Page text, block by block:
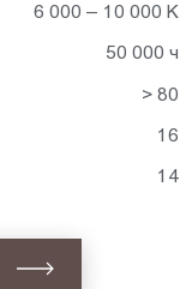
6 000 – 10 000 K
50 000 ч
> 80
16
14